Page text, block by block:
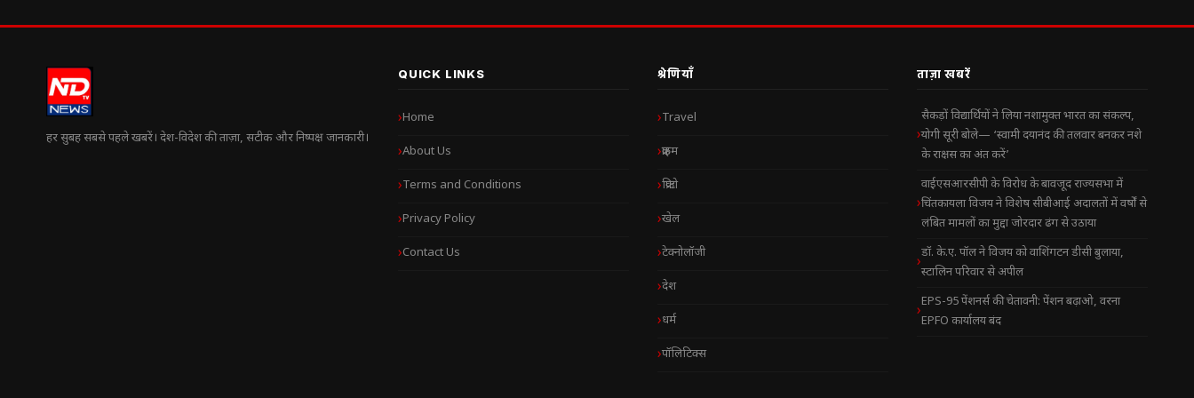
हर सुबह सबसे पहले खबरें। देश-विदेश की ताज़ा, सटीक और निष्पक्ष जानकारी।
QUICK LINKS
Home
About Us
Terms and Conditions
Privacy Policy
Contact Us
श्रेणियाँ
Travel
क्राइम
क्रिप्टो
खेल
टेक्नोलॉजी
देश
धर्म
पॉलिटिक्स
ताज़ा खबरें
सैकड़ों विद्यार्थियों ने लिया नशामुक्त भारत का संकल्प,
योगी सूरी बोले— ‘स्वामी दयानंद की तलवार बनकर नशे
के राक्षस का अंत करें’
वाईएसआरसीपी के विरोध के बावजूद राज्यसभा में
चिंतकायला विजय ने विशेष सीबीआई अदालतों में वर्षों से
लंबित मामलों का मुद्दा जोरदार ढंग से उठाया
डॉ. के.ए. पॉल ने विजय को वाशिंगटन डीसी बुलाया,
स्टालिन परिवार से अपील
EPS-95 पेंशनर्स की चेतावनी: पेंशन बढ़ाओ, वरना
EPFO कार्यालय बंद